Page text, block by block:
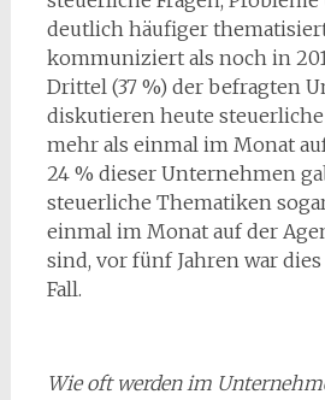
deutlich häufiger
kommuniziert als noch in
Drittel (37 %) der befragten
diskutieren heute
mehr als einmal im Monat
24 % dieser Unternehmen
steuerliche Thematiken
einmal im Monat auf der
sind, vor fünf Jahren war
Fall.
Wie oft werden im